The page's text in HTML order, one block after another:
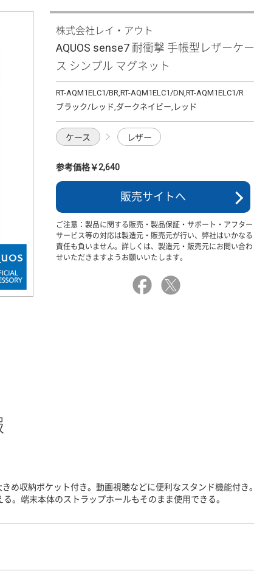
株式会社レイ・アウト
AQUOS sense7 耐衝撃 手帳型レザーケー
ス シンプル マグネット
RT-AQM1ELC1/BR,RT-AQM1ELC1/DN,RT-AQM1ELC1/R
ブラック/レッド,ダークネイビー,レッド
ケース レザー
参考価格￥2,640
販売サイトへ
ご注意：製品に関する販売・製品保証・サポート・アフター
サービス等の対応は製造元・販売元が行い、弊社はいかなる
責任も負いません。詳しくは、製造元・販売元にお問い合わ
せいただきますようお願いいたします。
め収納ポケット付き。動画視聴などに便利なスタンド機能付き。
。端末本体のストラップホールもそのまま使用できる。